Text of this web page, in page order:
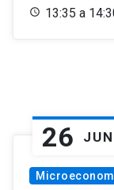
13:35 a
26 JUN